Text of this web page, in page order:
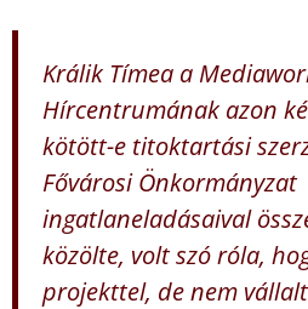
Králik Tímea a
Hírcentrumának azon
kötött-e titoktartási
Fővárosi Önkormányzat
ingatlaneladásaival
közölte, volt szó róla,
projekttel, de nem